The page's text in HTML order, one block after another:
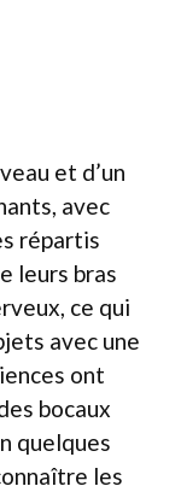
et d’un
avec
répartis
leurs bras
ce qui
avec une
ont
bocaux
quelques
les